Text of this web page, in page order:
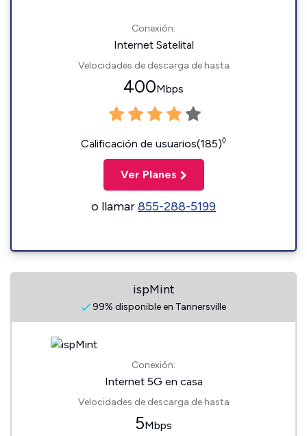
Conexión:
Internet Satelital
Velocidades de descarga de hasta
400Mbps
Calificación de usuarios(185)◊
Ver Planes
o llamar855-288-5199
ispMint
99% disponible en Tannersville
Conexión:
Internet 5G en casa
Velocidades de descarga de hasta
5Mbps